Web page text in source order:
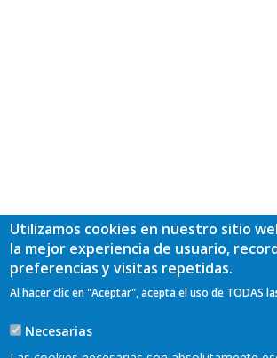
Utilizamos cookies en nuestro sitio
la mejor experiencia de usuario,
preferencias y visitas repetidas.
Al hacer clic en "Aceptar", acepta el uso de TODAS
Necesarias